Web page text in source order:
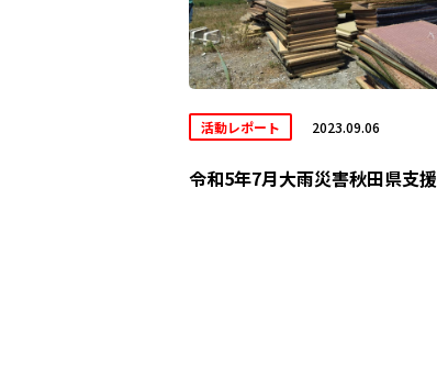
活動レポート 2023.09.06
令和5年7月大雨災害秋田県支援